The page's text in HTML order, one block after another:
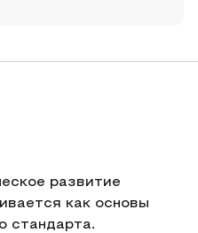
развитие
как основы
стандарта.